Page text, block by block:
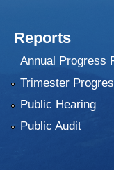
Reports
Annual Progress
Trimester
Public Hearing
Public Audit